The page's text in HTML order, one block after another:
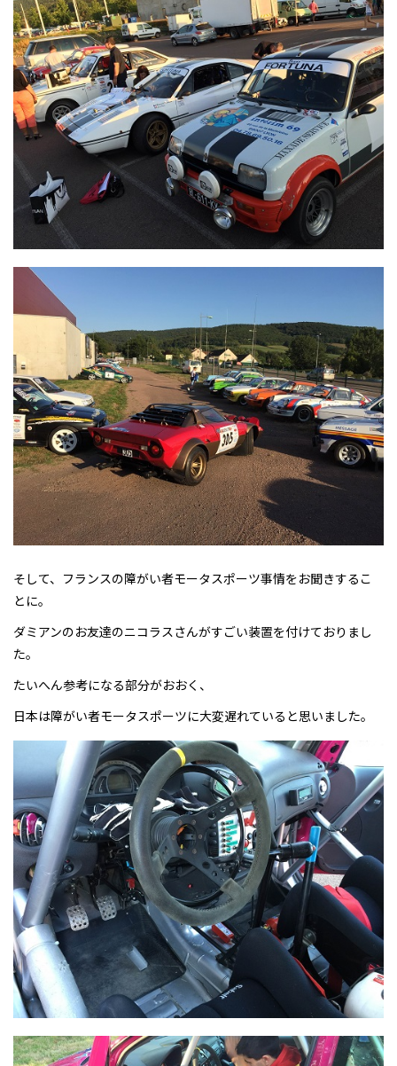
そして、フランスの障がい者モータスポーツ事情をお聞きするこ
とに。
ダミアンのお友達のニコラスさんがすごい装置を付けておりまし
た。
たいへん参考になる部分がおおく、
日本は障がい者モータスポーツに大変遅れていると思いました。